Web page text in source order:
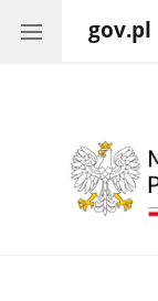
gov.pl